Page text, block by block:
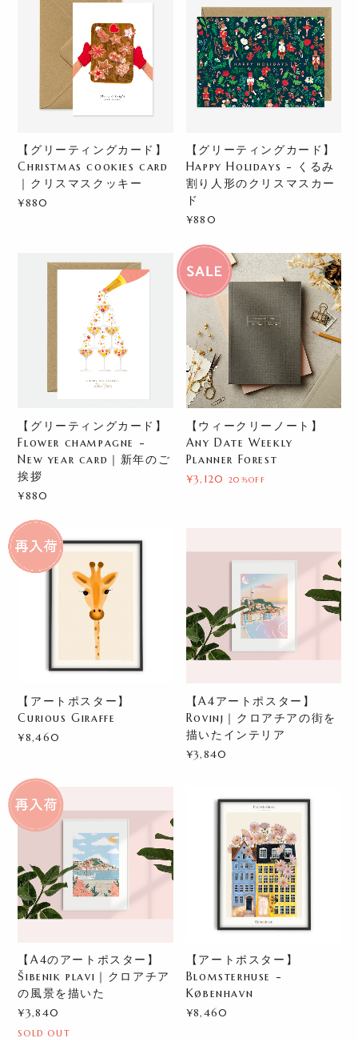
【グリーティングカード】
Christmas cookies card
｜クリスマスクッキー
¥880
【グリーティングカード】
Happy Holidays - くるみ
割り人形のクリスマスカー
ド
¥880
【グリーティングカード】
Flower champagne -
New year card｜新年のご
挨拶
¥880
【ウィークリーノート】
Any Date Weekly
Planner Forest
¥3,120 20%OFF
【アートポスター】
Curious Giraffe
¥8,460
【A4アートポスター】
Rovinj｜クロアチアの街を
描いたインテリア
¥3,840
【A4のアートポスター】
Šibenik plavi｜クロアチア
の風景を描いた
¥3,840
SOLD OUT
【アートポスター】
Blomsterhuse -
København
¥8,460